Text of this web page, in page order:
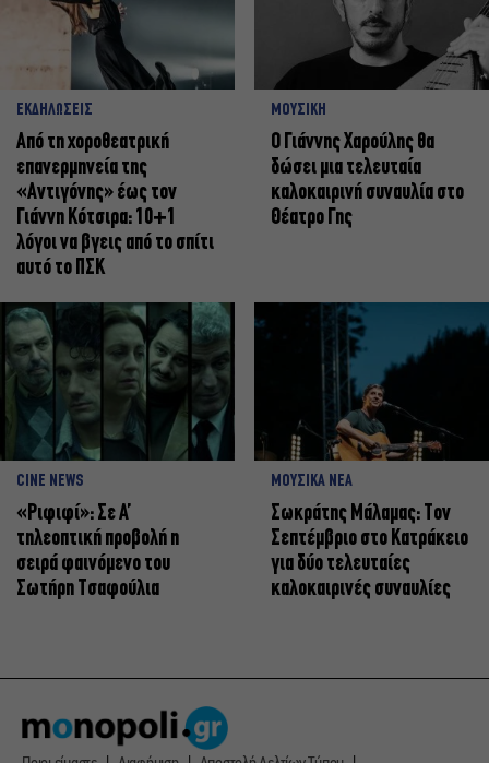
ΕΚΔΗΛΩΣΕΙΣ
Από τη χοροθεατρική
επανερμηνεία της
«Αντιγόνης» έως τον
Γιάννη Κότσιρα: 10+1
λόγοι να βγεις από το σπίτι
αυτό το ΠΣΚ
ΜΟΥΣΙΚΗ
Ο Γιάννης Χαρούλης θα
δώσει μια τελευταία
καλοκαιρινή συναυλία στο
Θέατρο Γης
CINE NEWS
«Ριφιφί»: Σε Α’
τηλεοπτική προβολή η
σειρά φαινόμενο του
Σωτήρη Τσαφούλια
ΜΟΥΣΙΚΑ ΝΕΑ
Σωκράτης Μάλαμας: Τον
Σεπτέμβριο στο Κατράκειο
για δύο τελευταίες
καλοκαιρινές συναυλίες